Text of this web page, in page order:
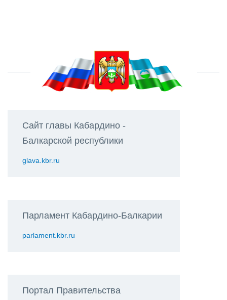
Сайт главы Кабардино -
Балкарской республики
glava.kbr.ru
Парламент Кабардино-Балкарии
parlament.kbr.ru
Портал Правительства